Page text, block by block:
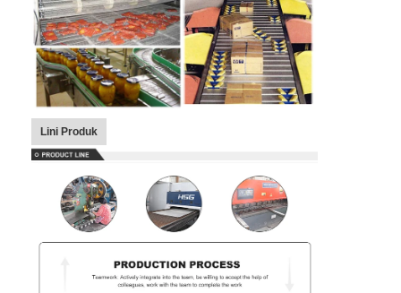
Produk
Tentang kita
Wisata pabrik
Kontrol kualitas
Hubungi kami
Berita
Semua Kasus
Lini Produk